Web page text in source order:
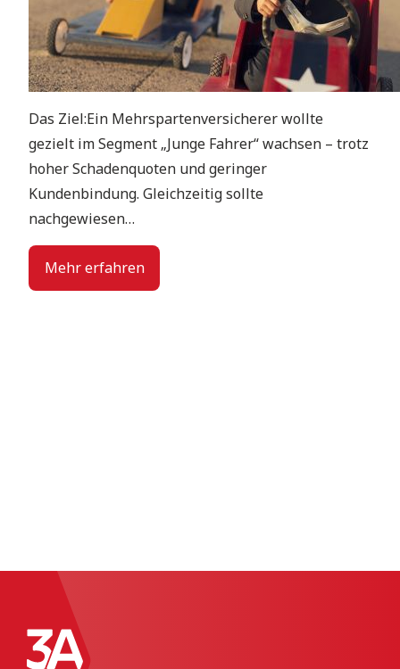
Das Ziel:Ein Mehrspartenversicherer wollte
gezielt im Segment „Junge Fahrer“ wachsen – trotz
hoher Schadenquoten und geringer
Kundenbindung. Gleichzeitig sollte
nachgewiesen…
Mehr erfahren